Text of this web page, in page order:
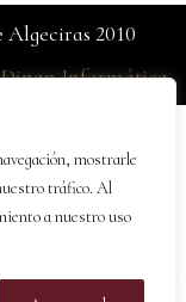
mostrarle
tráfico. Al
a nuestro uso
2010
Dinan Informática